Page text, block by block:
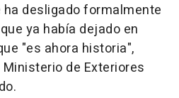
desligado formalmente
ya había dejado en
"es ahora historia",
de Exteriores